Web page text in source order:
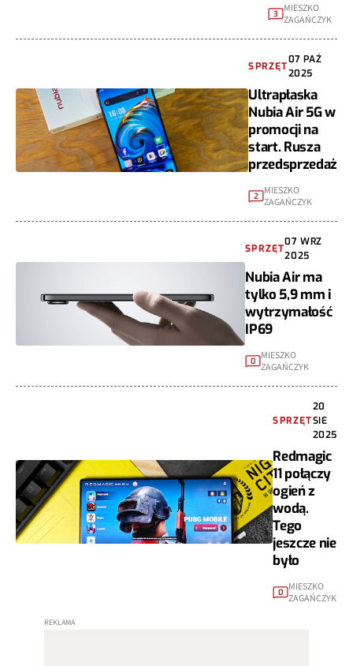
3
MIESZKO
ZAGAŃCZYK
SPRZĘT
07 PAŹ
2025
Ultrapłaska
Nubia Air 5G w
promocji na
start. Rusza
przedsprzedaż
2
MIESZKO
ZAGAŃCZYK
SPRZĘT
07 WRZ
2025
Nubia Air ma
tylko 5,9 mm i
wytrzymałość
IP69
0
MIESZKO
ZAGAŃCZYK
SPRZĘT
20
SIE
2025
Redmagic
11 połączy
ogień z
wodą.
Tego
jeszcze nie
było
0
MIESZKO
ZAGAŃCZYK